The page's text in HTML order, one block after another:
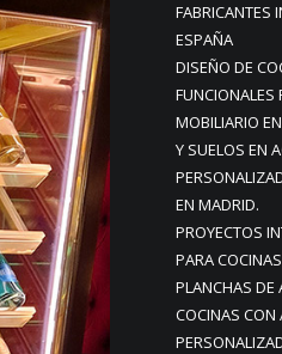
FABRICANTES
ESPAÑA
DISEÑO DE
FUNCIONALES
MOBILIARIO
Y SUELOS EN
EN MADRID.
PROYECTOS
PARA
PLANCHAS DE
COCINAS CON